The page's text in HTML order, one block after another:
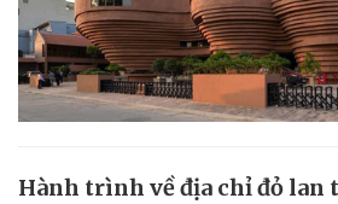
Hành trình về địa chỉ đỏ lan